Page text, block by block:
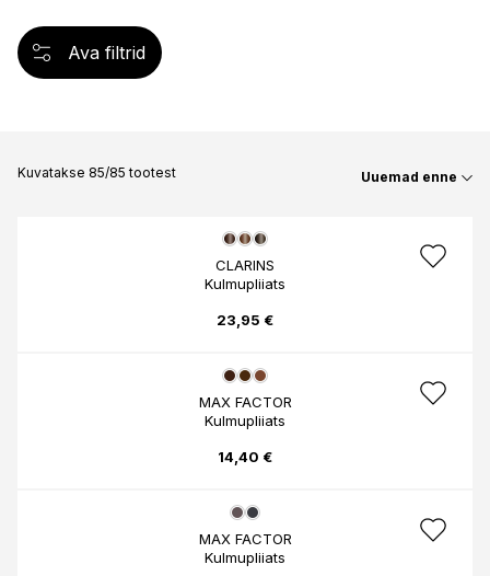
Ava filtrid
Kuvatakse 85/85 tootest Uuemad enne
CLARINS
Kulmupliiats
23,95 €
MAX FACTOR
Kulmupliiats
14,40 €
MAX FACTOR
Kulmupliiats